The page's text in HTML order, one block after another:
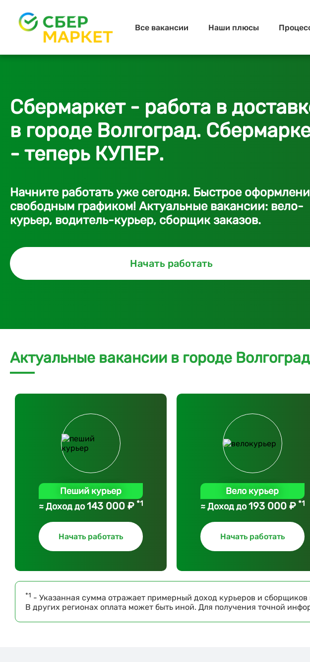
Все вакансии Наши плюсы
Сбермаркет - работа в
в городе Волгоград.
- теперь КУПЕР.
Начните работать уже сегодня. Быстрое
свободным графиком! Актуальные вакансии: вело-
курьер, водитель-курьер, сборщик заказов.
Начать работать
Актуальные вакансии в городе Волгоград
Пеший курьер
≈ Доход до143 000 ₽ *1
Начать работать
Вело курьер
≈ Доход до193 000 ₽ *1
Начать работать
*1 - Указанная сумма отражает примерный доход курьеров и
В других регионах оплата может быть иной. Для получения точной